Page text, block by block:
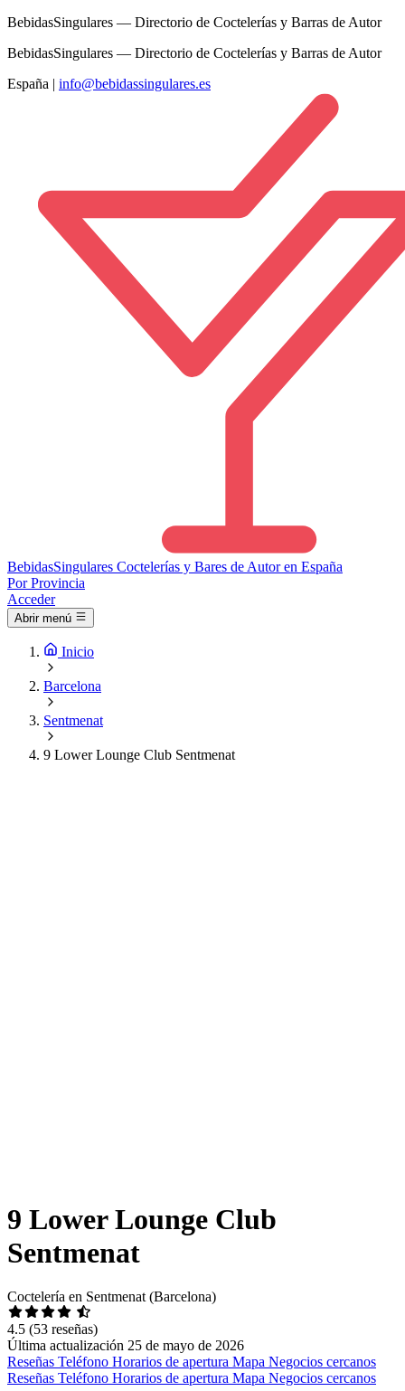
BebidasSingulares — Directorio de Coctelerías y Barras de Autor
BebidasSingulares — Directorio de Coctelerías y Barras de Autor
España | info@bebidassingulares.es
BebidasSingulares Coctelerías y Bares de Autor en España
Por Provincia
Acceder
Abrir menú
Inicio
Barcelona
Sentmenat
9 Lower Lounge Club Sentmenat
9 Lower Lounge Club
Sentmenat
Coctelería en Sentmenat (Barcelona)
4.5 (53 reseñas)
Última actualización 25 de mayo de 2026
Reseñas Teléfono Horarios de apertura Mapa Negocios cercanos
Reseñas Teléfono Horarios de apertura Mapa Negocios cercanos